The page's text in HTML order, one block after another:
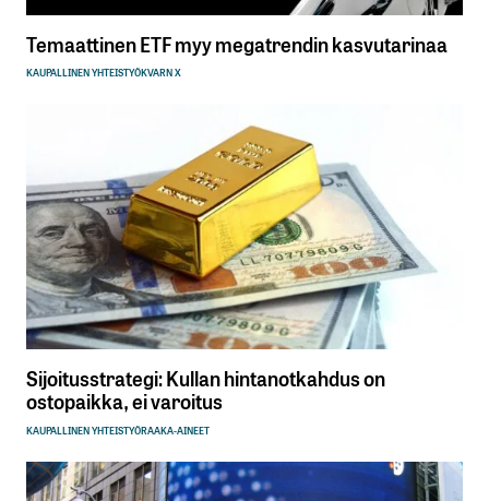
Temaattinen ETF myy megatrendin kasvutarinaa
KAUPALLINEN YHTEISTYÖKVARN X
Sijoitusstrategi: Kullan hintanotkahdus on
ostopaikka, ei varoitus
KAUPALLINEN YHTEISTYÖRAAKA-AINEET